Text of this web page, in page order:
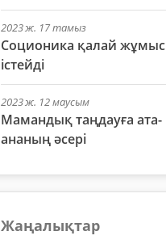
2023 ж. 17 тамыз
Соционика қалай жұмыс
істейді
2023 ж. 12 маусым
Мамандық таңдауға ата-
ананың әсері
Жаңалықтар